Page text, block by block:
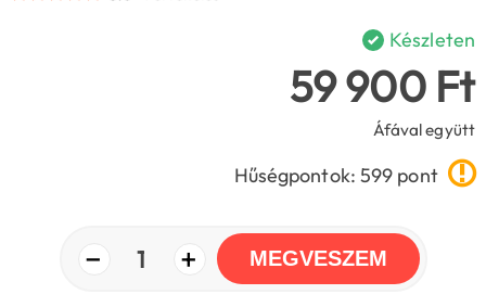
Készleten
59 900 Ft
Áfával együtt
Hűségpontok: 599 pont
− 1 + MEGVESZEM